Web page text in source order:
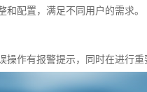
配置，满足不同用户的需求。
操作有报警提示，同时在进行